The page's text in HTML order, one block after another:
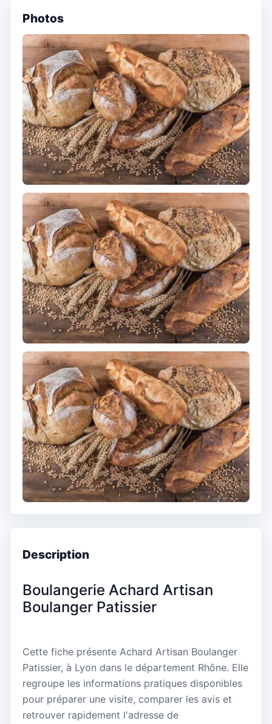
Photos
Description
Boulangerie Achard Artisan
Boulanger Patissier
Cette fiche présente Achard Artisan Boulanger
Patissier, à Lyon dans le département Rhône. Elle
regroupe les informations pratiques disponibles
pour préparer une visite, comparer les avis et
retrouver rapidement l'adresse de